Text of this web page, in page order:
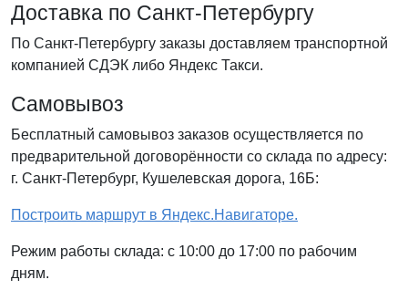
Доставка по Санкт-Петербургу
По Санкт-Петербургу заказы доставляем транспортной
компанией СДЭК либо Яндекс Такси.
Самовывоз
Бесплатный самовывоз заказов осуществляется по
предварительной договорённости со склада по адресу:
г. Санкт-Петербург, Кушелевская дорога, 16Б:
Построить маршрут в Яндекс.Навигаторе.
Режим работы склада: с 10:00 до 17:00 по рабочим
дням.